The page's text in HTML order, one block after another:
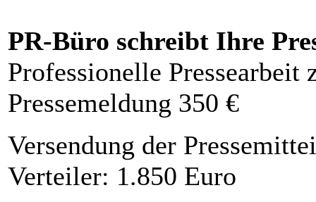
PR-Büro schreibt Ihre
Professionelle Pressearbeit
Pressemeldung 350 €
Versendung der
Verteiler: 1.850 Euro